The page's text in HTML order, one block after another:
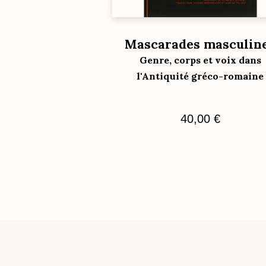
Mascarades
Genre, corps et voix dans
l'Antiquité gréco-romaine
40,00 €